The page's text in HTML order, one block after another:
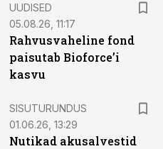
UUDISED
05.08.26, 11:17
Rahvusvaheline fond
paisutab Bioforce’i
kasvu
SISUTURUNDUS
01.06.26, 13:29
Nutikad akusalvestid